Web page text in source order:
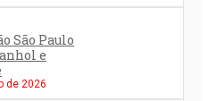
São Paulo
e
de 2026